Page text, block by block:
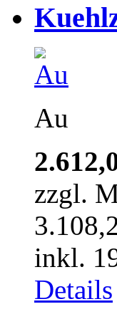
Au
zzgl.
inkl.
Details